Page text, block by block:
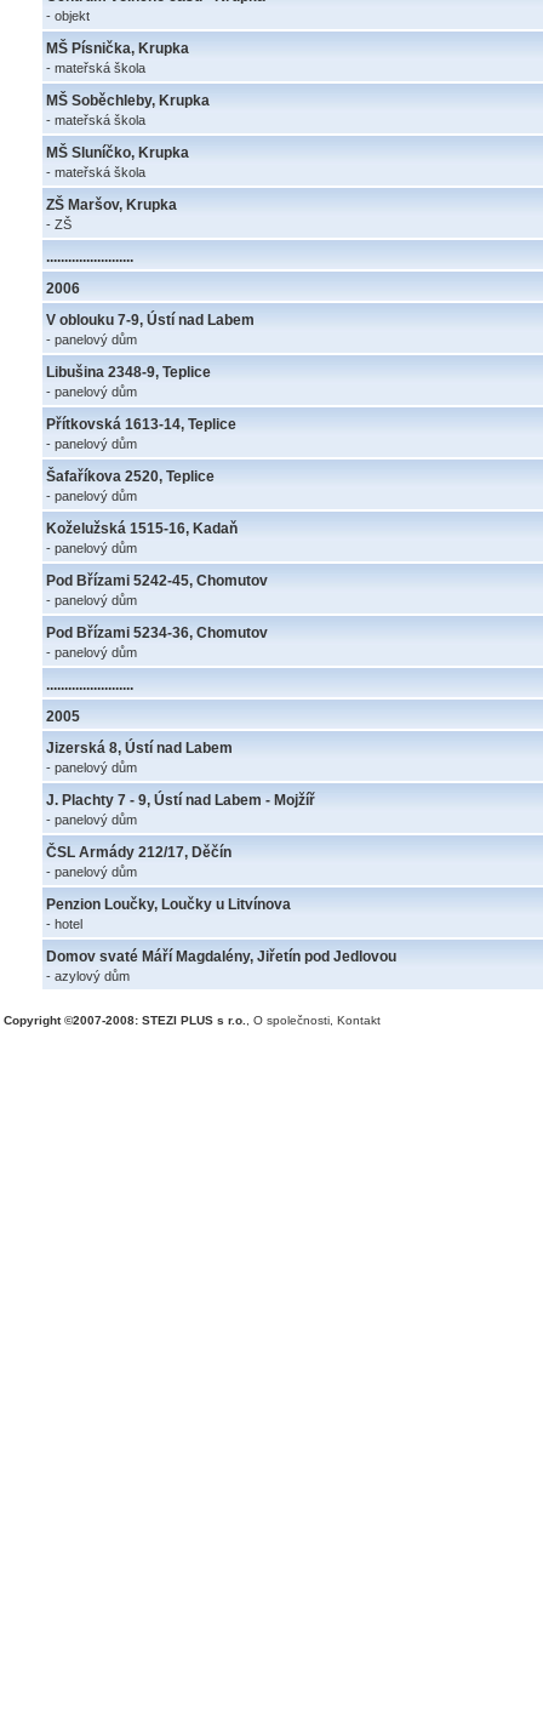
- objekt
MŠ Písnička, Krupka
- mateřská škola
MŠ Soběchleby, Krupka
- mateřská škola
MŠ Sluníčko, Krupka
- mateřská škola
ZŠ Maršov, Krupka
- ZŠ
........................
2006
V oblouku 7-9, Ústí nad Labem
- panelový dům
Libušina 2348-9, Teplice
- panelový dům
Přítkovská 1613-14, Teplice
- panelový dům
Šafaříkova 2520, Teplice
- panelový dům
Koželužská 1515-16, Kadaň
- panelový dům
Pod Břízami 5242-45, Chomutov
- panelový dům
Pod Břízami 5234-36, Chomutov
- panelový dům
........................
2005
Jizerská 8, Ústí nad Labem
- panelový dům
J. Plachty 7 - 9, Ústí nad Labem - Mojžíř
- panelový dům
ČSL Armády 212/17, Děčín
- panelový dům
Penzion Loučky, Loučky u Litvínova
- hotel
Domov svaté Máří Magdalény, Jiřetín pod Jedlovou
- azylový dům
Copyright ©2007-2008: STEZI PLUS s r.o. O společnosti Kontakt